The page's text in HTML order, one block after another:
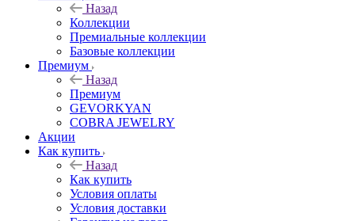
Назад
Коллекции
Премиальные коллекции
Базовые коллекции
Премиум
Назад
Премиум
GEVORKYAN
COBRA JEWELRY
Акции
Как купить
Назад
Как купить
Условия оплаты
Условия доставки